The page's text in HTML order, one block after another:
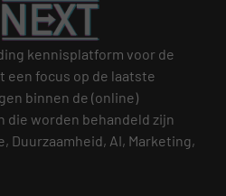
kennisplatform voor de
een focus op de laatste
binnen de (online)
die worden behandeld zijn
Duurzaamheid, AI, Marketing,